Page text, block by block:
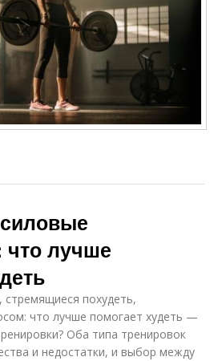
что лучше
похудеть,
что лучше помогает худеть —
Оба типа тренировок
и недостатки, и выбор между